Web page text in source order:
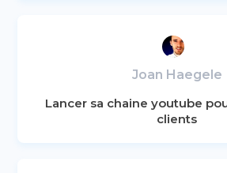
Joan Haegele
Lancer sa chaine youtube
clients